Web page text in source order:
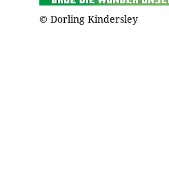
© Dorling Kindersley